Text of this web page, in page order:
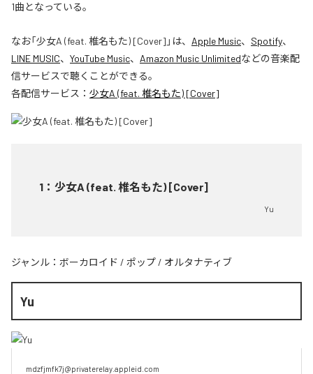
1曲となっている。
なお「少女A (feat. 椎名もた) [Cover] 」は、 Apple Music、 Spotify、
LINE MUSIC、 YouTube Music、 Amazon Music Unlimitedなどの音楽配
信サービスで聴くことができる。
各配信サービス： 少女A (feat. 椎名もた) [Cover]
1 ： 少女A (feat. 椎名もた) [Cover]
Yu
ジャンル： ボーカロイド / ポップ / オルタナティブ
Yu
mdzfjmfk7j@privaterelay.appleid.com